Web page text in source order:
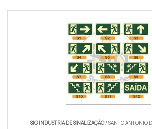
SIG INDUSTRIA DE SINALIZAÇÃO/ SANTO ANTÔNIO